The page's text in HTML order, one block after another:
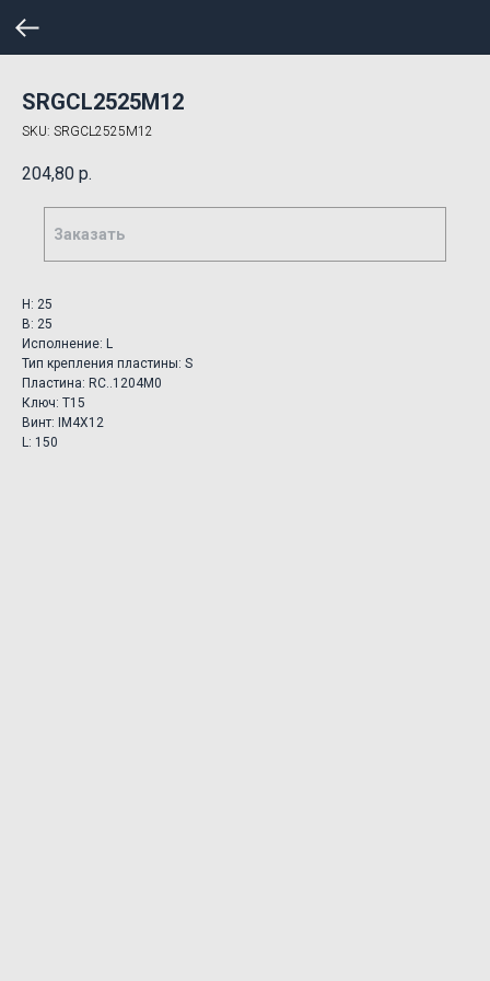
SRGCL2525M12
SKU: SRGCL2525M12
204,80 р.
Заказать
H: 25
B: 25
Исполнение: L
Тип крепления пластины: S
Пластина: RC..1204M0
Ключ: T15
Винт: IM4X12
L: 150